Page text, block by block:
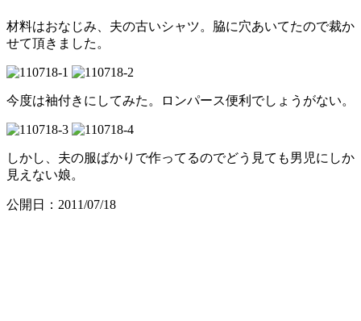
材料はおなじみ、夫の古いシャツ。脇に穴あいてたので裁か
せて頂きました。
今度は袖付きにしてみた。ロンパース便利でしょうがない。
しかし、夫の服ばかりで作ってるのでどう見ても男児にしか
見えない娘。
公開日：2011/07/18